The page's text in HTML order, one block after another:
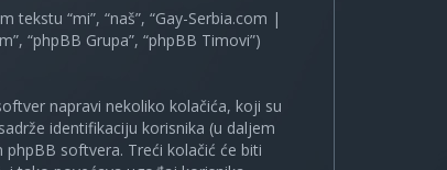
“mi”, “naš”, “Gay-Serbia.com |
“phpBB Grupa”, “phpBB Timovi”)
napravi nekoliko kolačića, koji su
identifikaciju korisnika (u daljem
softvera. Treći kolačić će biti